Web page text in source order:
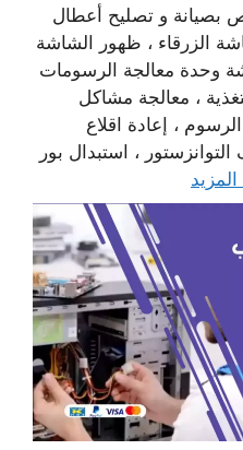
بصيانة و تصليح أعطال
الزرقاء ، ظهور الشاشة
وحدة معالجة الرسومات
، معالجة مشاكل
، إعادة اقلاع
، استبدال بور
المزيد